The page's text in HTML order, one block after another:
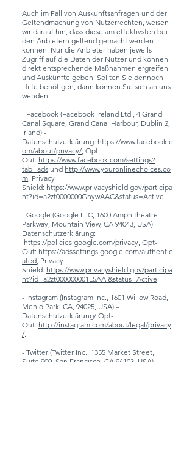
Auch im Fall von Auskunftsanfragen und der
Geltendmachung von Nutzerrechten, weisen
wir darauf hin, dass diese am effektivsten bei
den Anbietern geltend gemacht werden
können. Nur die Anbieter haben jeweils
Zugriff auf die Daten der Nutzer und können
direkt entsprechende Maßnahmen ergreifen
und Auskünfte geben. Sollten Sie dennoch
Hilfe benötigen, dann können Sie sich an uns
wenden.
- Facebook (Facebook Ireland Ltd., 4 Grand
Canal Square, Grand Canal Harbour, Dublin 2,
Irland) -
Datenschutzerklärung: https://www.facebook.c
om/about/privacy/, Opt-
Out: https://www.facebook.com/settings?
tab=ads und http://www.youronlinechoices.co
m, Privacy
Shield: https://www.privacyshield.gov/participa
nt?id=a2zt0000000GnywAAC&status=Active.
- Google (Google LLC, 1600 Amphitheatre
Parkway, Mountain View, CA 94043, USA) –
Datenschutzerklärung:
https://policies.google.com/privacy, Opt-
Out: https://adssettings.google.com/authentic
ated, Privacy
Shield: https://www.privacyshield.gov/participa
nt?id=a2zt000000001L5AAI&status=Active.
- Instagram (Instagram Inc., 1601 Willow Road,
Menlo Park, CA, 94025, USA) –
Datenschutzerklärung/ Opt-
Out: http://instagram.com/about/legal/privacy
/.
- Twitter (Twitter Inc., 1355 Market Street,
Suite 900, San Francisco, CA 94103, USA) -